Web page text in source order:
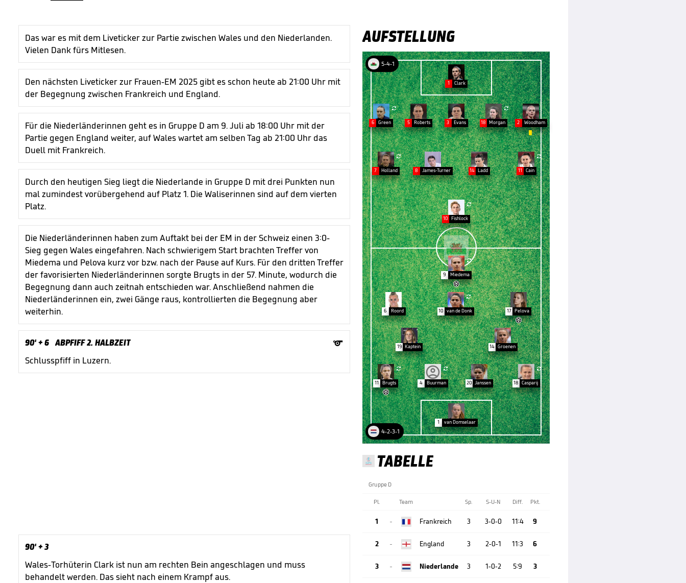
Das war es mit dem Liveticker zur Partie zwischen Wales und den Niederlanden.
Vielen Dank fürs Mitlesen.
Den nächsten Liveticker zur Frauen-EM 2025 gibt es schon heute ab 21:00 Uhr mit
der Begegnung zwischen Frankreich und England.
Für die Niederländerinnen geht es in Gruppe D am 9. Juli ab 18:00 Uhr mit der
Partie gegen England weiter, auf Wales wartet am selben Tag ab 21:00 Uhr das
Duell mit Frankreich.
Durch den heutigen Sieg liegt die Niederlande in Gruppe D mit drei Punkten nun
mal zumindest vorübergehend auf Platz 1. Die Waliserinnen sind auf dem vierten
Platz.
Die Niederländerinnen haben zum Auftakt bei der EM in der Schweiz einen 3:0-
Sieg gegen Wales eingefahren. Nach schwierigem Start brachten Treffer von
Miedema und Pelova kurz vor bzw. nach der Pause auf Kurs. Für den dritten Treffer
der favorisierten Niederländerinnen sorgte Brugts in der 57. Minute, wodurch die
Begegnung dann auch zeitnah entschieden war. Anschließend nahmen die
Niederländerinnen ein, zwei Gänge raus, kontrollierten die Begegnung aber
weiterhin.
90'+ 6 ABPFIFF 2. HALBZEIT

Schlusspfiff in Luzern.
90'+ 3
Wales-Torhüterin Clark ist nun am rechten Bein angeschlagen und muss
behandelt werden. Das sieht nach einem Krampf aus.
AUFSTELLUNG
5-4-1
4-2-3-1
1 van Domselaar
1 Clark

6 Green 5 Roberts 3 Evans

18 Morgan 2 Woodham


7 Holland 8 James-Turner 14 Ladd

11 Cain

10 Fishlock

9 Miedema

6 Roord

10 van de Donk 17 Pelova

19 Kaptein 14 Groenen

11 Brugts


4 Buurman 20 Janssen

18 Casparij
TABELLE
Gruppe D
Pl. Team Sp. S-U-N Diff. Pkt.
1  Frankreich 3 3-0-0 11:4 9
2  England 3 2-0-1 11:3 6
3  Niederlande 3 1-0-2 5:9 3